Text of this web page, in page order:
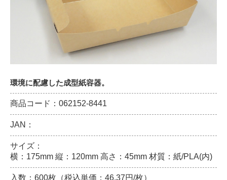
環境に配慮した成型紙容器。
商品コード：062152-8441
JAN：
サイズ：
横：175mm 縦：120mm 高さ：45mm 材質：紙/PLA(内)
入数：600枚（税込単価：46.37円/枚）